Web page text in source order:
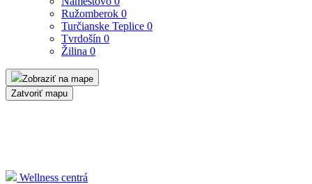
Ružomberok 0
Turčianske Teplice 0
Tvrdošín 0
Žilina 0
Zobraziť na mape
Zatvoriť mapu
Wellness centrá